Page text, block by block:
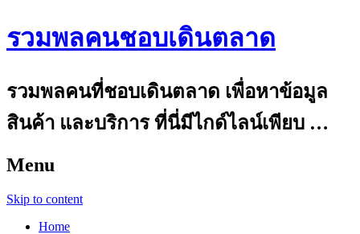
รวมพลคนชอบเดินตลาด
รวมพลคนที่ชอบเดินตลาด เพื่อหาข้อมูล
สินค้า และบริการ ที่นี่มีไกด์ไลน์เพียบ …
Menu
Skip to content
Home